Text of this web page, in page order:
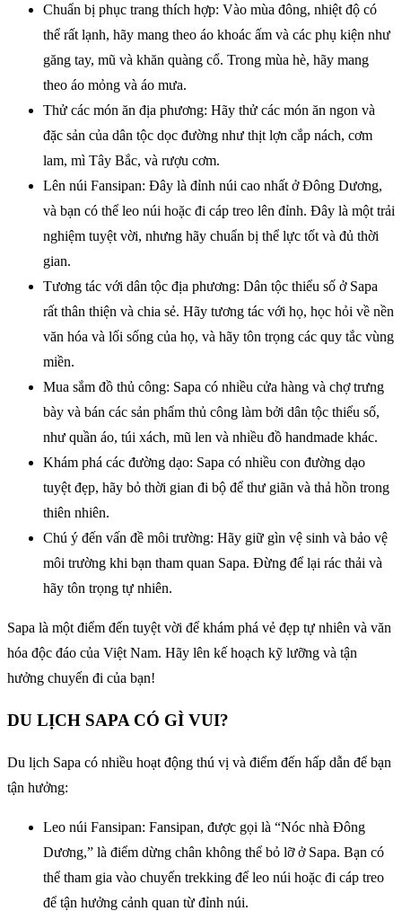
Chuẩn bị phục trang thích hợp: Vào mùa đông, nhiệt độ có
thể rất lạnh, hãy mang theo áo khoác ấm và các phụ kiện như
găng tay, mũ và khăn quàng cổ. Trong mùa hè, hãy mang
theo áo mỏng và áo mưa.
Thử các món ăn địa phương: Hãy thử các món ăn ngon và
đặc sản của dân tộc dọc đường như thịt lợn cắp nách, cơm
lam, mì Tây Bắc, và rượu cơm.
Lên núi Fansipan: Đây là đỉnh núi cao nhất ở Đông Dương,
và bạn có thể leo núi hoặc đi cáp treo lên đỉnh. Đây là một trải
nghiệm tuyệt vời, nhưng hãy chuẩn bị thể lực tốt và đủ thời
gian.
Tương tác với dân tộc địa phương: Dân tộc thiểu số ở Sapa
rất thân thiện và chia sẻ. Hãy tương tác với họ, học hỏi về nền
văn hóa và lối sống của họ, và hãy tôn trọng các quy tắc vùng
miền.
Mua sắm đồ thủ công: Sapa có nhiều cửa hàng và chợ trưng
bày và bán các sản phẩm thủ công làm bởi dân tộc thiểu số,
như quần áo, túi xách, mũ len và nhiều đồ handmade khác.
Khám phá các đường dạo: Sapa có nhiều con đường dạo
tuyệt đẹp, hãy bỏ thời gian đi bộ để thư giãn và thả hồn trong
thiên nhiên.
Chú ý đến vấn đề môi trường: Hãy giữ gìn vệ sinh và bảo vệ
môi trường khi bạn tham quan Sapa. Đừng để lại rác thải và
hãy tôn trọng tự nhiên.
Sapa là một điểm đến tuyệt vời để khám phá vẻ đẹp tự nhiên và văn
hóa độc đáo của Việt Nam. Hãy lên kế hoạch kỹ lưỡng và tận
hưởng chuyến đi của bạn!
DU LỊCH SAPA CÓ GÌ VUI?
Du lịch Sapa có nhiều hoạt động thú vị và điểm đến hấp dẫn để bạn
tận hưởng:
Leo núi Fansipan: Fansipan, được gọi là “Nóc nhà Đông
Dương,” là điểm dừng chân không thể bỏ lỡ ở Sapa. Bạn có
thể tham gia vào chuyến trekking để leo núi hoặc đi cáp treo
để tận hưởng cảnh quan từ đỉnh núi.